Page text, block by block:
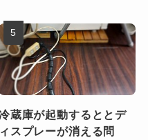
蔵庫が起動するととデ
ィスプレーが消える問